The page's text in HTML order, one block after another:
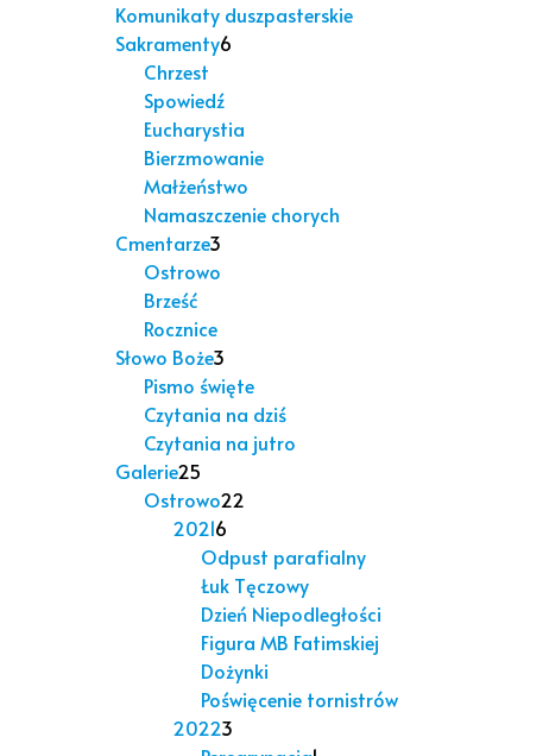
Komunikaty duszpasterskie
Sakramenty6
Chrzest
Spowiedź
Eucharystia
Bierzmowanie
Małżeństwo
Namaszczenie chorych
Cmentarze3
Ostrowo
Brześć
Rocznice
Słowo Boże3
Pismo święte
Czytania na dziś
Czytania na jutro
Galerie25
Ostrowo22
20216
Odpust parafialny
Łuk Tęczowy
Dzień Niepodległości
Figura MB Fatimskiej
Dożynki
Poświęcenie tornistrów
20223